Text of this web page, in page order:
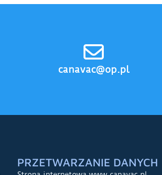
canavac@op.pl
PRZETWARZANIE DANYCH